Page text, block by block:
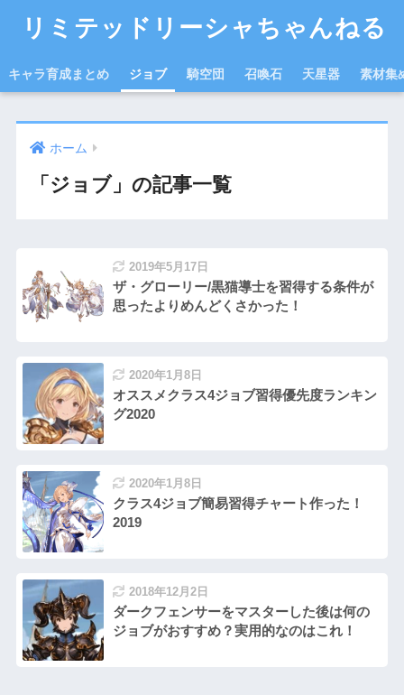
リミテッドリーシャちゃんねる
キャラ育成まとめ ジョブ 騎空団 召喚石 天星器 素材集
ホーム
「ジョブ」の記事一覧
2019年5月17日
ザ・グローリー/黒猫導士を習得する条件が
思ったよりめんどくさかった！
2020年1月8日
オススメクラス4ジョブ習得優先度ランキン
グ2020
2020年1月8日
クラス4ジョブ簡易習得チャート作った！
2019
2018年12月2日
ダークフェンサーをマスターした後は何の
ジョブがおすすめ？実用的なのはこれ！